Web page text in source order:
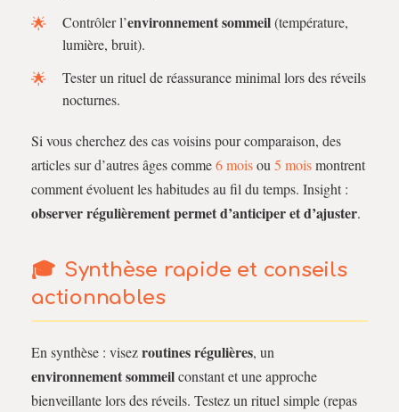
Contrôler l’environnement sommeil(température,
lumière, bruit).
Tester un rituel de réassurance minimal lors des réveils
nocturnes.
Si vous cherchez des cas voisins pour comparaison, des
articles sur d’autres âges comme6 moisou 5 moismontrent
comment évoluent les habitudes au fil du temps. Insight :
observer régulièrement permet d’anticiper et d’ajuster.
Synthèse rapide et conseils
actionnables
En synthèse : visezroutines régulières, un
environnement sommeilconstant et une approche
bienveillante lors des réveils. Testez un rituel simple (repas